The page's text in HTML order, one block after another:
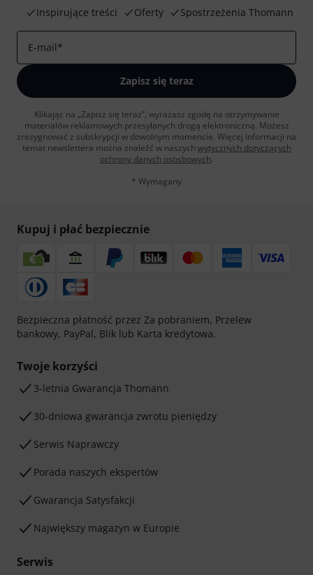
Inspirujące treści
Oferty Spostrzeżenia Thomann
E-mail*
Zapisz się teraz
Klikając na „Zapisz się teraz”, wyrażasz zgodę na otrzymywanie
materialów reklamowych przesyłanych drogą elektroniczną. Możesz
zrezygnować z subskrypcji w dowolnym momencie. Więcej informacji na
temat newslettera można znaleźć w naszych wytycznych dotyczących
ochrony danych ososbowych.
* Wymagany
Kupuj i płać bezpiecznie
Bezpieczna płatność przez Za pobraniem, Przelew
bankowy, PayPal, Blik lub Karta kredytowa.
Twoje korzyści
3-letnia Gwarancja Thomann
30-dniowa gwarancja zwrotu pieniędzy
Serwis Naprawczy
Porada naszych ekspertów
Gwarancja Satysfakcji
Największy magazyn w Europie
Serwis